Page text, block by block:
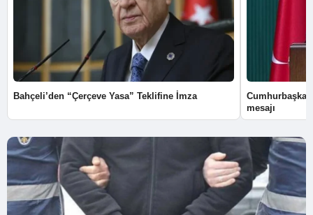
Bahçeli’den “Çerçeve Yasa” Teklifine İmza
mesajı